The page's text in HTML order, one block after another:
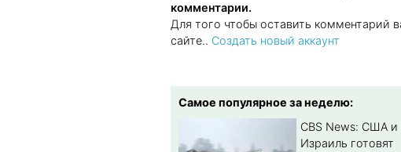
комментарии.
Для того чтобы оставить комментарий
сайте.. Создать новый аккаунт
Самое популярное за неделю:
CBS News: США и
Израиль готовят